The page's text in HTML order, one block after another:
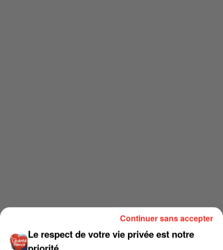
Le respect de votre vie privée est notre
Continuer sans accepter